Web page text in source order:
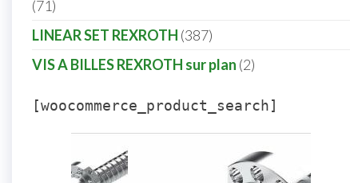
71
LINEAR SET REXROTH 387
VIS A BILLES REXROTH sur plan 2
[woocommerce_product_search]